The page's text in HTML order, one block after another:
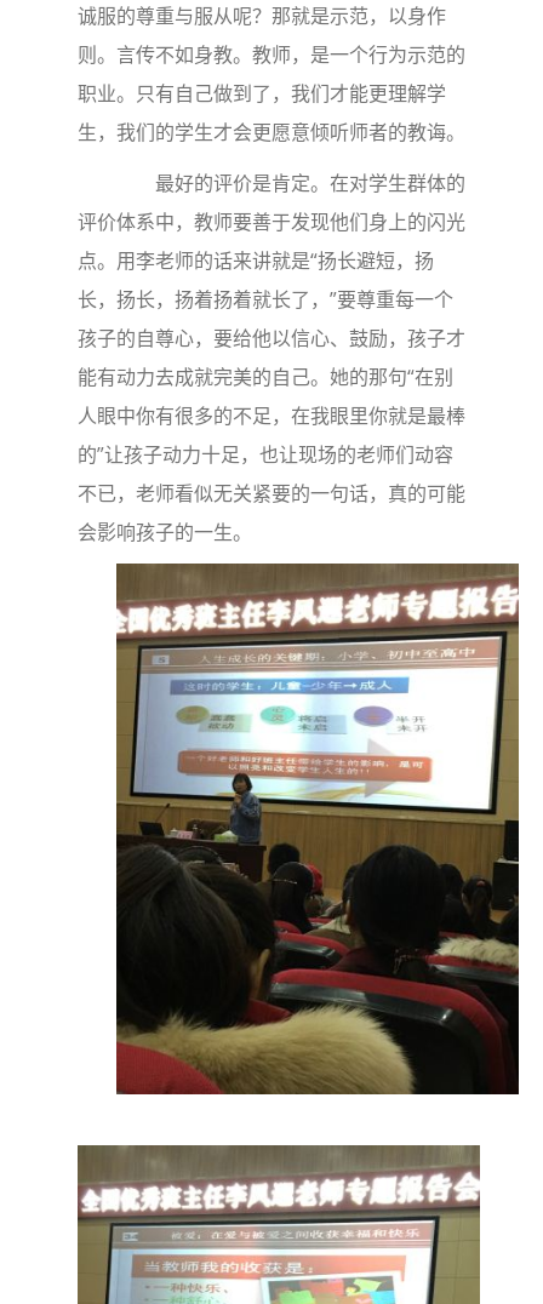
诚服的尊重与服从呢？那就是示范，以身作
则。言传不如身教。教师，是一个行为示范的
职业。只有自己做到了，我们才能更理解学
生，我们的学生才会更愿意倾听师者的教诲。
最好的评价是肯定。在对学生群体的
评价体系中，教师要善于发现他们身上的闪光
点。用李老师的话来讲就是“扬长避短，扬
长，扬长，扬着扬着就长了，”要尊重每一个
孩子的自尊心，要给他以信心、鼓励，孩子才
能有动力去成就完美的自己。她的那句“在别
人眼中你有很多的不足，在我眼里你就是最棒
的”让孩子动力十足，也让现场的老师们动容
不已，老师看似无关紧要的一句话，真的可能
会影响孩子的一生。